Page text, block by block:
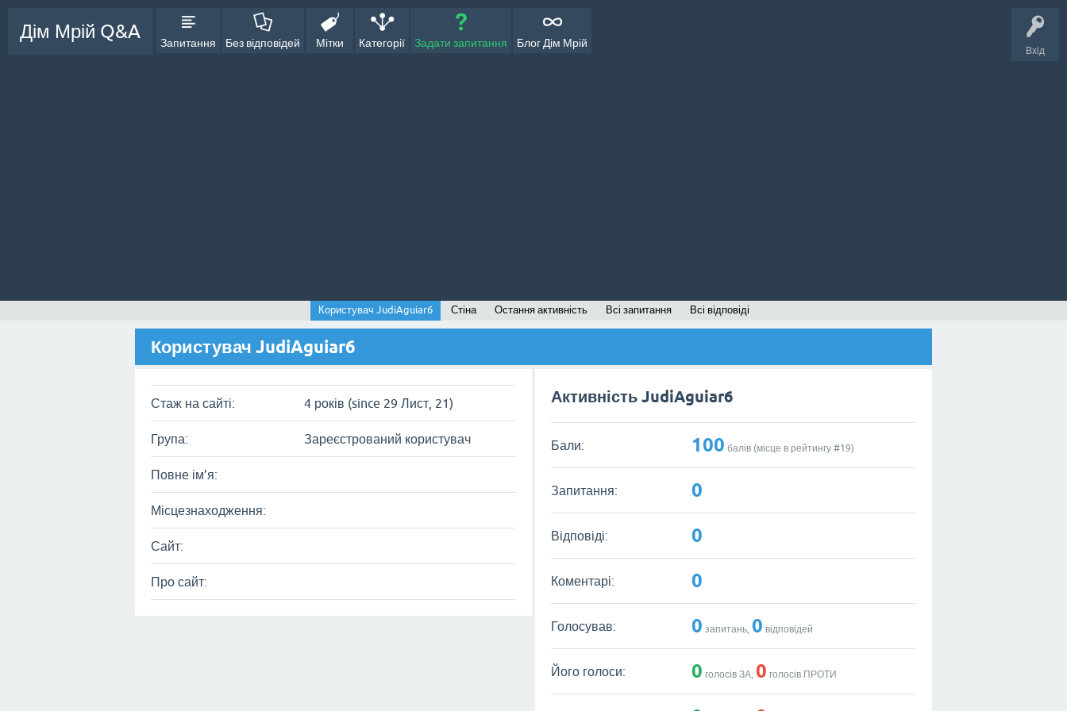
Вхід
Дім Мрій Q&A
Запитання Без відповідей Мітки Категорії Задати запитання Блог Дім Мрій
Користувач JudiAguiar6 Стіна Остання активність Всі запитання Всі відповіді
Користувач JudiAguiar6
Стаж на сайті: 4 років (since 29 Лист, 21)
Група: Зареєстрований користувач
Повне ім’я:
Місцезнаходження:
Сайт:
Про сайт:
Активність JudiAguiar6
Бали: 100 балів (місце в рейтингу #19)
Запитання: 0
Відповіді: 0
Коментарі: 0
Голосував: 0 запитань,0 відповідей
Його голоси: 0 голосів ЗА,0 голосів ПРОТИ